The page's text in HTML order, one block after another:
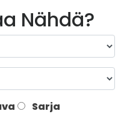
Nähdä?
Sarja